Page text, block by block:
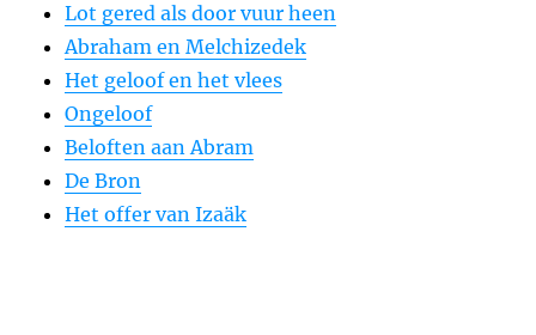
Lot gered als door vuur heen
Abraham en Melchizedek
Het geloof en het vlees
Ongeloof
Beloften aan Abram
De Bron
Het offer van Izaäk